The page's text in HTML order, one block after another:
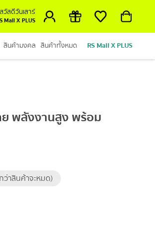
สวัสดีวันเสาร์
Mall X PLUS
สินค้ามงคล สินค้าทั้งหมด RS Mall X PLUS
ย พลังงานสูง พร้อม
าสินค้าจะหมด)